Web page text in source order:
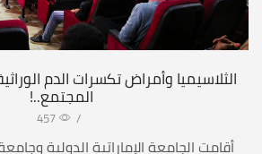
الثلاسيميا وأمراض تكسرات الدم
المجتمع..!
/
457